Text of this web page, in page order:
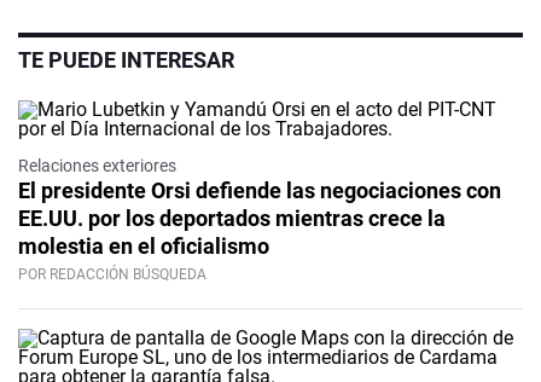
TE PUEDE INTERESAR
Relaciones exteriores
El presidente Orsi defiende las negociaciones con
EE.UU. por los deportados mientras crece la
molestia en el oficialismo
POR REDACCIÓN BÚSQUEDA